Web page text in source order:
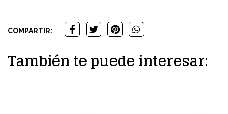
COMPARTIR:
También te puede interesar: